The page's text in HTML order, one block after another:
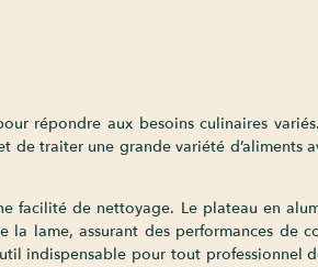
répondre aux besoins culinaires
traiter une grande variété d’aliments
facilité de nettoyage. Le plateau en
lame, assurant des performances de
indispensable pour tout professionnel